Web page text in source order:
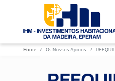
Home Os Nossos Apoios